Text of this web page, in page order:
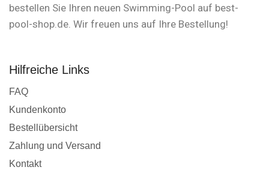
bestellen Sie Ihren neuen Swimming-Pool auf best-
pool-shop.de. Wir freuen uns auf Ihre Bestellung!
Hilfreiche Links
FAQ
Kundenkonto
Bestellübersicht
Zahlung und Versand
Kontakt